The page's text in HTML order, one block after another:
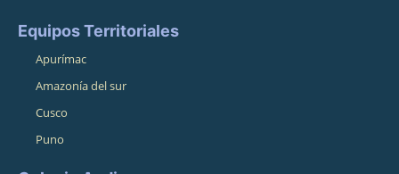
Equipos Territoriales
Apurímac
Amazonía del sur
Cusco
Puno